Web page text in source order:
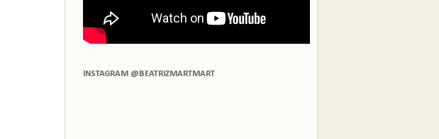
INSTAGRAM @BEATRIZMARTMART